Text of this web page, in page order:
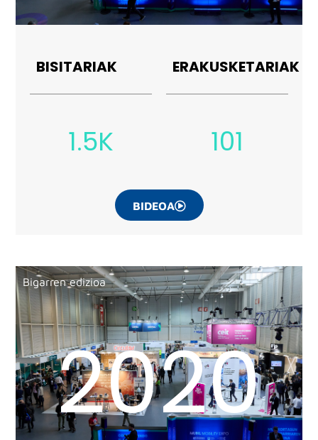
BISITARIAK
1.5K
ERAKUSKETARIAK
101
BIDEOA
Bigarren edizioa
2020